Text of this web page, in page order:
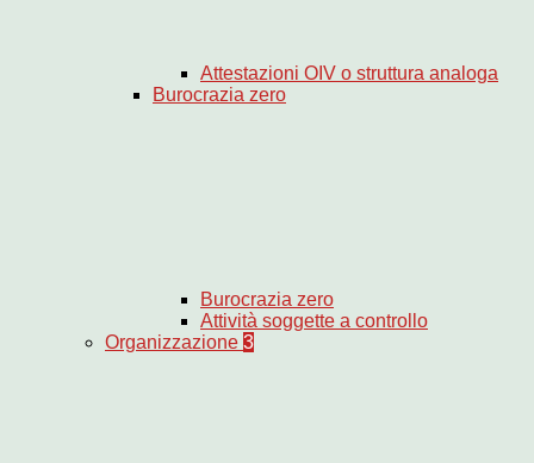
Attestazioni OIV o struttura analoga
Burocrazia zero
Burocrazia zero
Attività soggette a controllo
Organizzazione 3